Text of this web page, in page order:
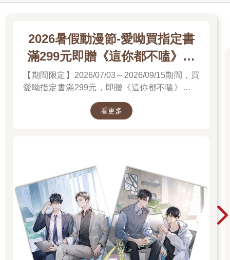
2026暑假動漫節-愛呦買指定書
滿299元即贈《這你都不嗑》文
件夾
【期間限定】2026/07/03～2026/09/15期間，買
愛呦指定書滿299元，即贈《這你都不嗑》文件
夾！單筆訂單不累贈，數量有限，送完為止！
看更多